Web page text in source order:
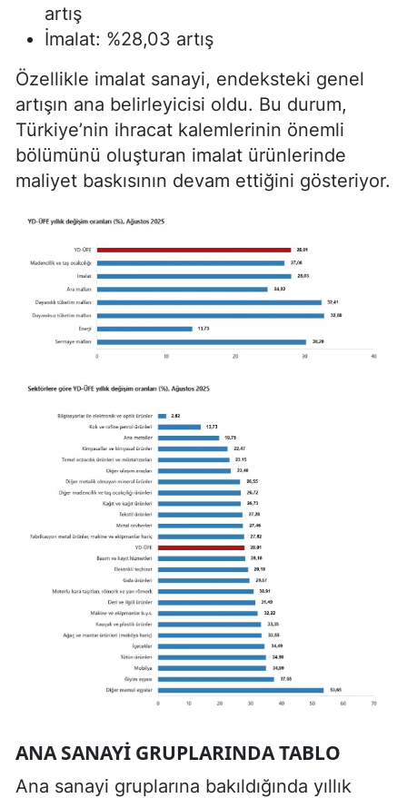
artış
İmalat: %28,03 artış
Özellikle imalat sanayi, endeksteki genel
artışın ana belirleyicisi oldu. Bu durum,
Türkiye’nin ihracat kalemlerinin önemli
bölümünü oluşturan imalat ürünlerinde
maliyet baskısının devam ettiğini gösteriyor.
ANA SANAYI GRUPLARINDA TABLO
Ana sanayi gruplarına bakıldığında yıllık